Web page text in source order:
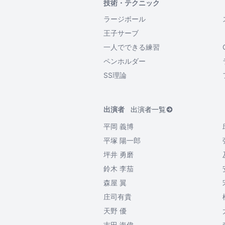
技術・テクニック
ラージボール
王子サーブ
一人でできる練習
ペンホルダー
SS理論
出演者
出演者一覧
平岡 義博
平塚 陽一郎
坪井 勇磨
鈴木 李茄
森屋 翼
庄司有貴
天野 優